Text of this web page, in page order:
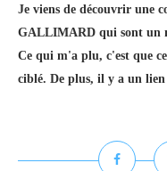
Je viens de découvrir une
GALLIMARD qui sont un
Ce qui m'a plu, c'est que
ciblé. De plus, il y a un